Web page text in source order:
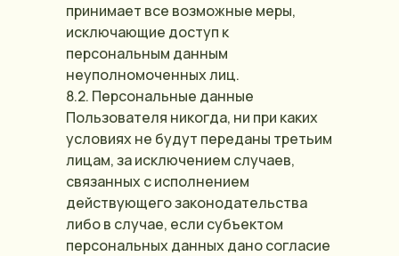
принимает все возможные меры,
исключающие доступ к
персональным данным
неуполномоченных лиц.
8.2. Персональные данные
Пользователя никогда, ни при каких
условиях не будут переданы третьим
лицам, за исключением случаев,
связанных с исполнением
действующего законодательства
либо в случае, если субъектом
персональных данных дано согласие